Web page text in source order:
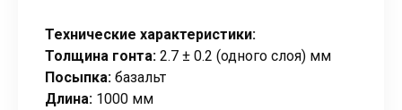
Технические характеристики:
Толщина гонта: 2.7 ± 0.2 (одного слоя) мм
Посыпка: базальт
Длина: 1000 мм